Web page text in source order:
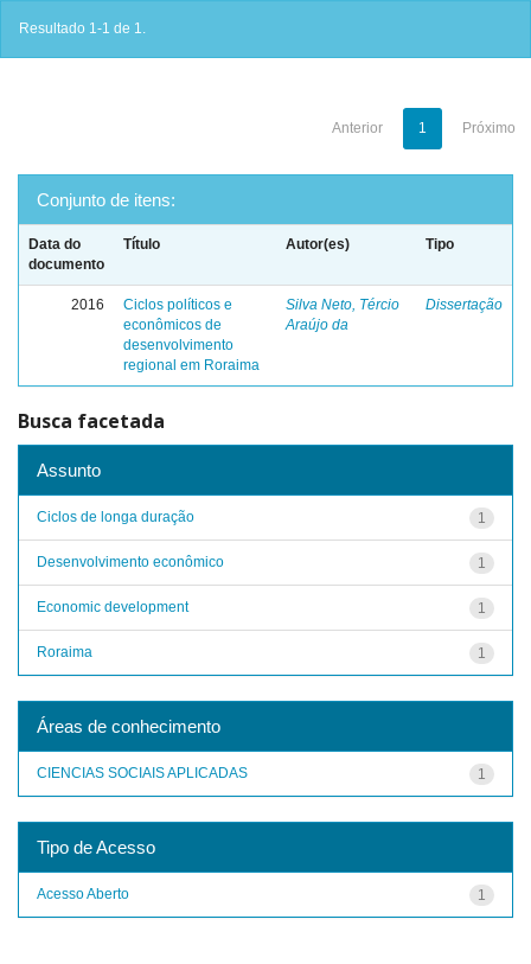
Resultado 1-1 de 1.
Anterior 1 Próximo
Conjunto de itens:
Data do
documento
Título Autor(es) Tipo
2016
Ciclos políticos e
econômicos de
desenvolvimento
regional em Roraima
Silva Neto, Tércio
Araújo da
Dissertação
Busca facetada
Assunto
1
Ciclos de longa duração
1
Desenvolvimento econômico
1
Economic development
1
Roraima
Áreas de conhecimento
1
CIENCIAS SOCIAIS APLICADAS
Tipo de Acesso
1
Acesso Aberto